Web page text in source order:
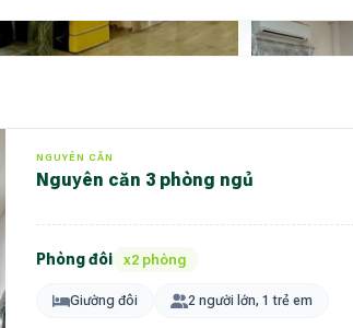
NGUYÊN CĂN
Nguyên căn 3 phòng ngủ
Phòng đôi x2 phòng
Giường đôi 2 người lớn, 1 trẻ em